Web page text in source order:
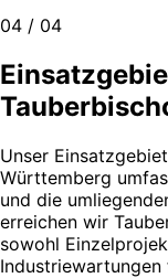
04 / 04
Unser
Württemberg
und die
erreichen wir
sowohl